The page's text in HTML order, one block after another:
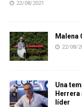
22/08/2021
Malena
22/08/
Una
líder